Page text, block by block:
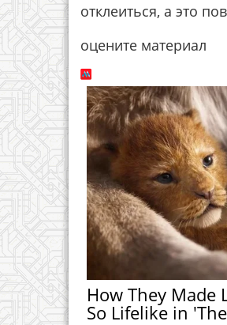
отклеиться, а это
оцените материал
How They Made
So Lifelike in